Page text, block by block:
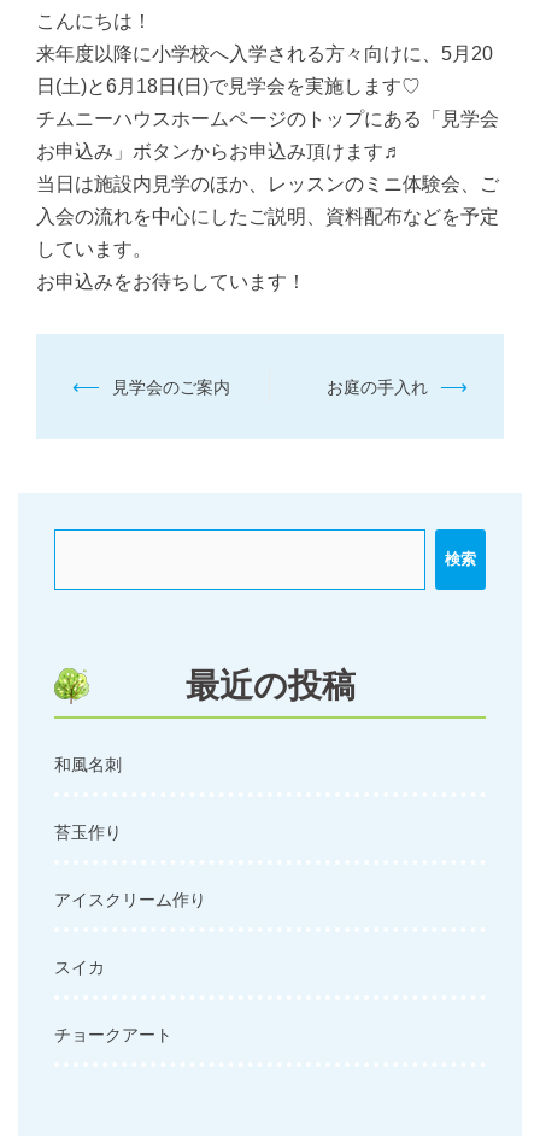
こんにちは！
来年度以降に小学校へ入学される方々向けに、5月20
日(土)と6月18日(日)で見学会を実施します♡
チムニーハウスホームページのトップにある「見学会
お申込み」ボタンからお申込み頂けます♬
当日は施設内見学のほか、レッスンのミニ体験会、ご
入会の流れを中心にしたご説明、資料配布などを予定
しています。
お申込みをお待ちしています！
投
ゲ
ン
⟵ 見学会のご案内 お庭の手入れ ⟶
検索
最近の投稿
和風名刺
苔玉作り
アイスクリーム作り
スイカ
チョークアート